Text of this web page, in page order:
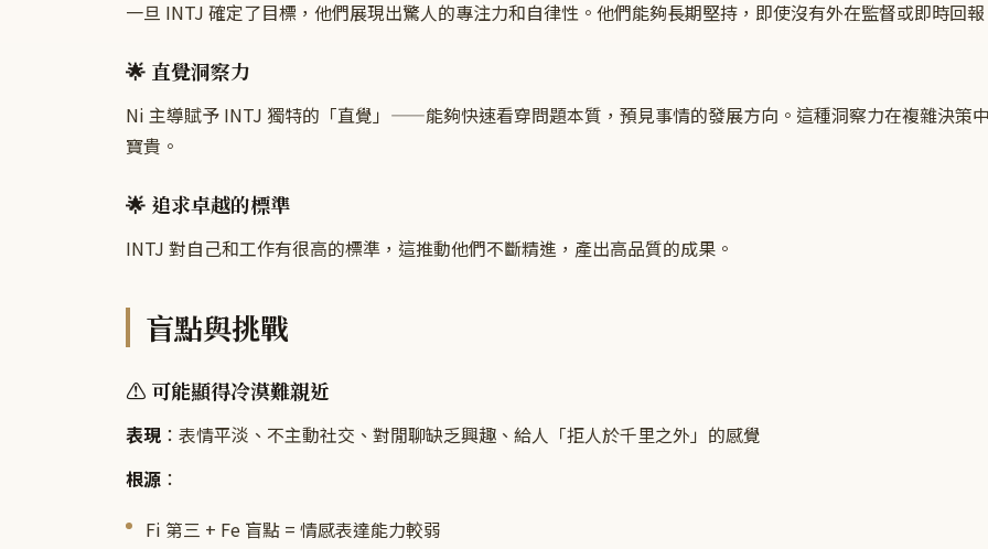
一旦 INTJ 確定了目標，他們展現出驚人的專注力和自律性。他們能夠長期堅持，即使沒有外在監督或即時回
🌟 直覺洞察力
Ni 主導賦予 INTJ 獨特的「直覺」——能夠快速看穿問題本質，預見事情的發展方向。這種洞察力在複雜決策
寶貴。
🌟 追求卓越的標準
INTJ 對自己和工作有很高的標準，這推動他們不斷精進，產出高品質的成果。
盲點與挑戰
⚠️ 可能顯得冷漠難親近
表現 ：表情平淡、不主動社交、對閒聊缺乏興趣、給人「拒人於千里之外」的感覺
根源 ：
Fi 第三 + Fe 盲點 = 情感表達能力較弱